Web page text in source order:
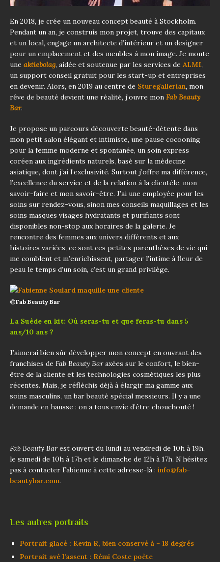
En 2018, je crée un nouveau concept beauté à Stockholm.
Pendant un an, je construis mon projet, trouve des capitaux
et un local, engage un architecte d’intérieur et un designer
pour un emplacement et des meubles à mon image. Je monte
une aktiebolag, aidée et soutenue par les services de ALMI,
un support conseil gratuit pour les start-up et entreprises
en devenir. Alors, en 2019 au centre de Sturegallerian, mon
rêve de beauté devient une réalité, j’ouvre mon Fab Beauty
Bar.
Je propose un parcours découverte beauté-détente dans
mon petit salon élégant et intimiste, une pause cocooning
pour la femme moderne et spontanée, un soin express
coréen aux ingrédients naturels, basé sur la médecine
asiatique, dont j’ai l’exclusivité. Surtout j’offre ma différence,
l’excellence du service et de la relation à la clientèle, mon
savoir-faire et mon savoir-être. J’ai une employée pour les
soins sur rendez-vous, sinon mes conseils maquillages et les
soins masques visages hydratants et purifiants sont
disponibles non-stop aux horaires de la galerie. Je
rencontre des femmes aux univers différents et aux
histoires variées, ce sont ces petites parenthèses de vie qui
me comblent et m’enrichissent, partager l’intime à fleur de
peau le temps d’un soin, c’est un grand privilège.
©Fab Beauty Bar
La Suède en kit: Où seras-tu et que feras-tu dans 5
ans/10 ans ?
J’aimerai bien sûr développer mon concept en ouvrant des
franchises de Fab Beauty Baraxées sur le confort, le bien-
être de la cliente et les technologies cosmétiques les plus
récentes. Mais, je réfléchis déjà à élargir ma gamme aux
soins masculins, un bar beauté spécial messieurs. Il y a une
demande en hausse : on a tous envie d’être chouchouté !
Fab Beauty Barest ouvert du lundi au vendredi de 10h à 19h,
le samedi de 10h à 17h et le dimanche de 12h à 17h. N’hésitez
pas à contacter Fabienne à cette adresse-là : info@fab-
beautybar.com.
Les autres portraits
Portrait glacé : Kevin R, bien conservé à – 18 degrés
Portrait avé l’assent : Rémi Coste poète